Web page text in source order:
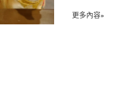
更多內容»